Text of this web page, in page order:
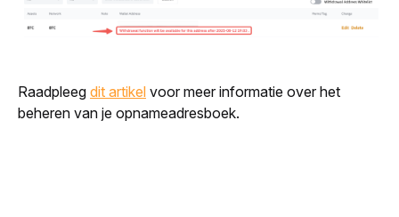
Raadpleeg dit artikel voor meer informatie over het
beheren van je opnameadresboek.